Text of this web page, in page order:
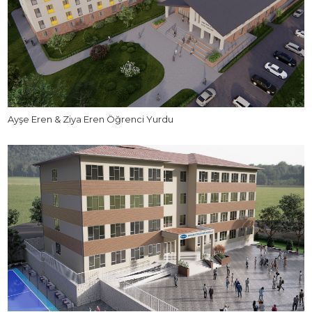
Ayşe Eren & Ziya Eren Öğrenci Yurdu